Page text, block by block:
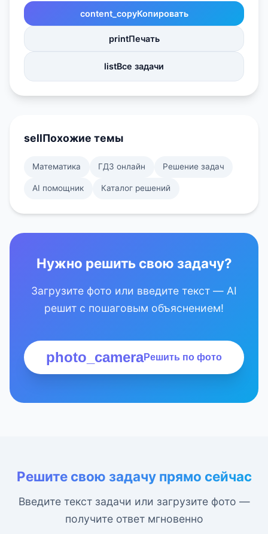
content_copyКопировать
printПечать
listВсе задачи
sellПохожие темы
Математика ГДЗ онлайн Решение задач
AI помощник Каталог решений
Нужно решить свою задачу?
Загрузите фото или введите текст — AI
решит с пошаговым объяснением!
photo_cameraРешить по фото
Решите свою задачу прямо сейчас
Введите текст задачи или загрузите фото —
получите ответ мгновенно